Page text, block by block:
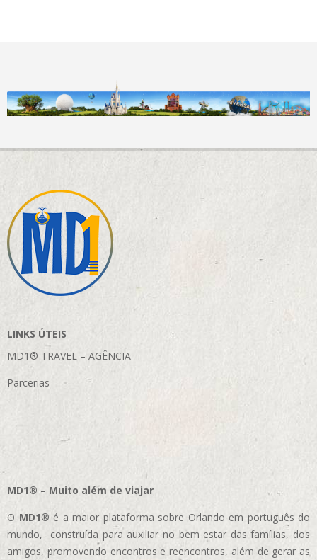
LINKS ÚTEIS
MD1® TRAVEL – AGÊNCIA
Parcerias
MD1® – Muito além de viajar
O MD1® é a maior plataforma sobre Orlando em português do
mundo, construída para auxiliar no bem estar das famílias, dos
amigos, promovendo encontros e reencontros, além de gerar as